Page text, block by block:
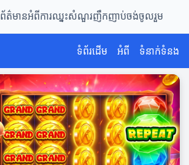
ព័ត៌មានអំពីការឈ្នះសំណួរញឹកញាប់ចង់ចូលរួម
ទំព័រដើម អំពី ទំនាក់ទំនង